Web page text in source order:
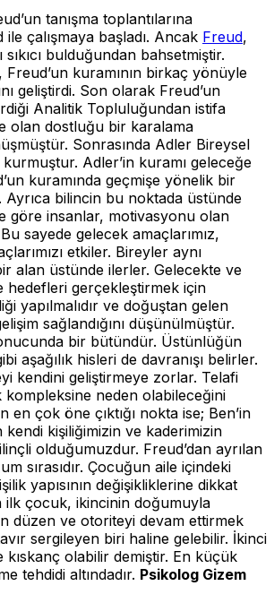
tanışma toplantılarına
ile çalışmaya başladı. Ancak Freud,
sıkıcı bulduğundan bahsetmiştir.
Freud’un kuramının birkaç yönüyle
geliştirdi. Son olarak Freud’un
Analitik Topluluğundan istifa
olan dostluğu bir karalama
Sonrasında Adler Bireysel
kurmuştur. Adler’in kuramı geleceğe
kuramında geçmişe yönelik bir
Ayrıca bilincin bu noktada üstünde
göre insanlar, motivasyonu olan
sayede gelecek amaçlarımız,
etkiler. Bireyler aynı
alan üstünde ilerler. Gelecekte ve
hedefleri gerçekleştirmek için
yapılmalıdır ve doğuştan gelen
sağlandığını düşünülmüştür.
bir bütündür. Üstünlüğün
aşağılık hisleri de davranışı belirler.
kendini geliştirmeye zorlar. Telafi
kompleksine neden olabileceğini
en çok öne çıktığı nokta ise; Ben’in
kendi kişiliğimizin ve kaderimizin
olduğumuzdur. Freud’dan ayrılan
sırasıdır. Çocuğun aile içindeki
yapısının değişikliklerine dikkat
ilk çocuk, ikincinin doğumuyla
düzen ve otoriteyi devam ettirmek
sergileyen biri haline gelebilir. İkinci
kıskanç olabilir demiştir. En küçük
tehdidi altındadır. Psikolog Gizem